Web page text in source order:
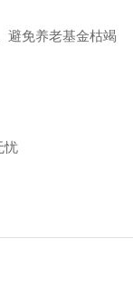
避免养老基金枯竭
忧